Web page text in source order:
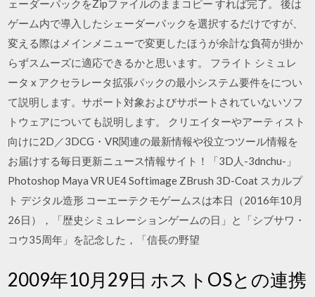
ェーダーパックをZipファイルのままコピー すれば完了。 後は
ゲーム内で導入したシェーダーパックを選択するだけですが、
変える際はメインメニューで変更したほうが余計な負荷が掛か
らずスムーズに適応できるかと思います。 フライト シミュレ
ータ x アクセラレータ拡張パックの最小システム要件をについ
て説明します。サポート対象およびサポートされていないソフ
トウェアについても説明します。 クリエイターやアーティスト
向けに2D／3DCG・VR関連の最新情報や役立つツール情報を
お届けする毎日更新ニュース情報サイト！「3D人-3dnchu-」
Photoshop Maya VR UE4 Softimage ZBrush 3D-Coat スカルプ
ト デジタル造形 コーエーテクモゲームスは本日（2016年10月
26日），「歴史シミュレーションゲームの日」と「シブサワ・
コウ35周年」を記念した，「信長の野望
2009年10月29日 ホストOSとの連携